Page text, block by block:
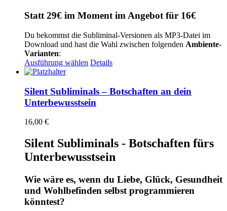
Statt 29€ im Moment im Angebot für 16€
Du bekommst die Subliminal-Versionen als MP3-Datei im
Download und hast die Wahl zwischen folgenden Ambiente-
Varianten:
Ausführung wählen Dieses
mehrere
Varianten
auf.
auf
der
Produktseite
werden
Details
Silent Subliminals – Botschaften an dein
Unterbewusstsein
16,00 €
Silent Subliminals - Botschaften fürs
Unterbewusstsein
Wie wäre es, wenn du Liebe, Glück, Gesundheit
und Wohlbefinden selbst programmieren
könntest?